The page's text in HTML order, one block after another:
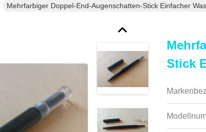
Mehrfarbiger Doppel-End-Augenschatten-Stick Einfacher
Stick